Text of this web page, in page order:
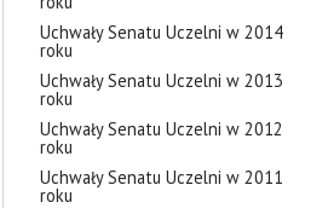
Uchwały Senatu Uczelni w 2014
roku
Uchwały Senatu Uczelni w 2013
roku
Uchwały Senatu Uczelni w 2012
roku
Uchwały Senatu Uczelni w 2011
roku